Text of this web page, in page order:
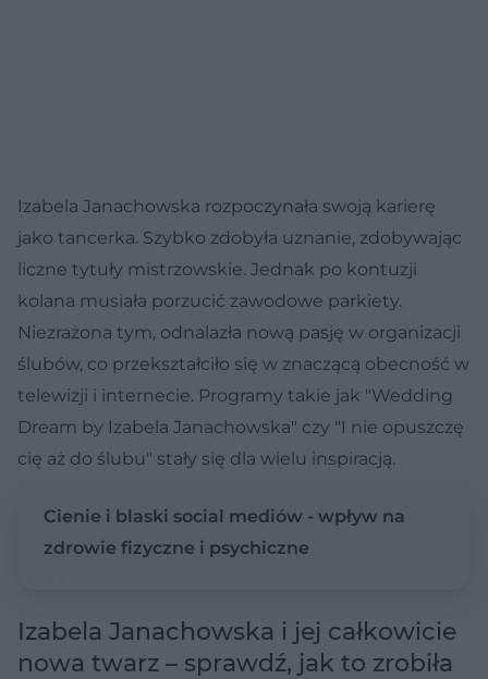
Izabela Janachowska rozpoczynała swoją karierę
jako tancerka. Szybko zdobyła uznanie, zdobywając
liczne tytuły mistrzowskie. Jednak po kontuzji
kolana musiała porzucić zawodowe parkiety.
Niezrażona tym, odnalazła nową pasję w organizacji
ślubów, co przekształciło się w znaczącą obecność w
telewizji i internecie. Programy takie jak "Wedding
Dream by Izabela Janachowska" czy "I nie opuszczę
cię aż do ślubu" stały się dla wielu inspiracją.
Cienie i blaski social mediów - wpływ na
zdrowie fizyczne i psychiczne
Izabela Janachowska i jej całkowicie
nowa twarz – sprawdź, jak to zrobiła